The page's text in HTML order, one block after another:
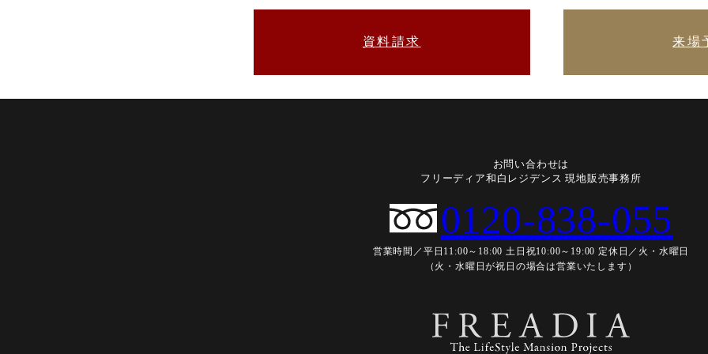
資料請求 来場
お問い合わせは
フリーディア和白レジデンス 現地販売事務所
0120-838-055
営業時間／平日11:00～18:00 土日祝10:00～19:00 定休日／火・水曜日
（火・水曜日が祝日の場合は営業いたします）